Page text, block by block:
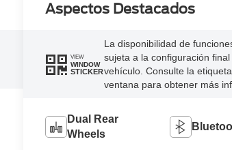
Aspectos Destacados
VIEW
WINDOW
STICKER
La disponibilidad de
sujeta a la configuración final
vehículo. Consulte la
ventana para obtener más
Dual Rear
Wheels